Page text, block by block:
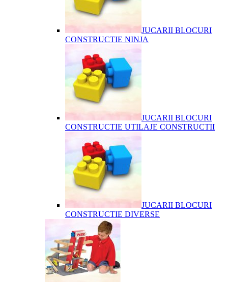
JUCARII BLOCURI
CONSTRUCTIE NINJA
JUCARII BLOCURI
CONSTRUCTIE UTILAJE CONSTRUCTII
JUCARII BLOCURI
CONSTRUCTIE DIVERSE